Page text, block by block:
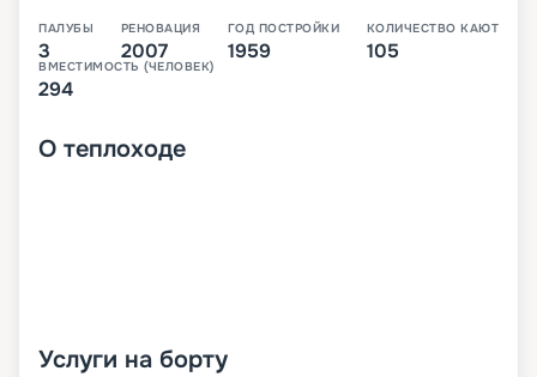
ПАЛУБЫ
3
РЕНОВАЦИЯ
2007
ГОД ПОСТРОЙКИ
1959
КОЛИЧЕСТВО КАЮТ
105
ВМЕСТИМОСТЬ (ЧЕЛОВЕК)
294
О теплоходе
Услуги на борту